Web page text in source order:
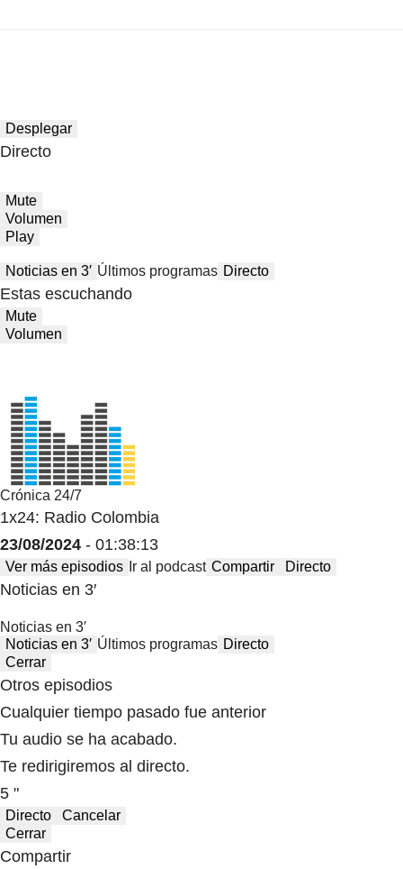
Desplegar
Directo
Mute
Volumen
Play
Noticias en 3′ Últimos programas Directo
Estas escuchando
Mute
Volumen
Crónica 24/7
1x24: Radio Colombia
23/08/2024 - 01:38:13
Ver más episodios Ir al podcast Compartir Directo
Noticias en 3′
Noticias en 3′
Noticias en 3′ Últimos programas Directo
Cerrar
Otros episodios
Cualquier tiempo pasado fue anterior
Tu audio se ha acabado.
Te redirigiremos al directo.
5 "
Directo
Cancelar
Cerrar
Compartir